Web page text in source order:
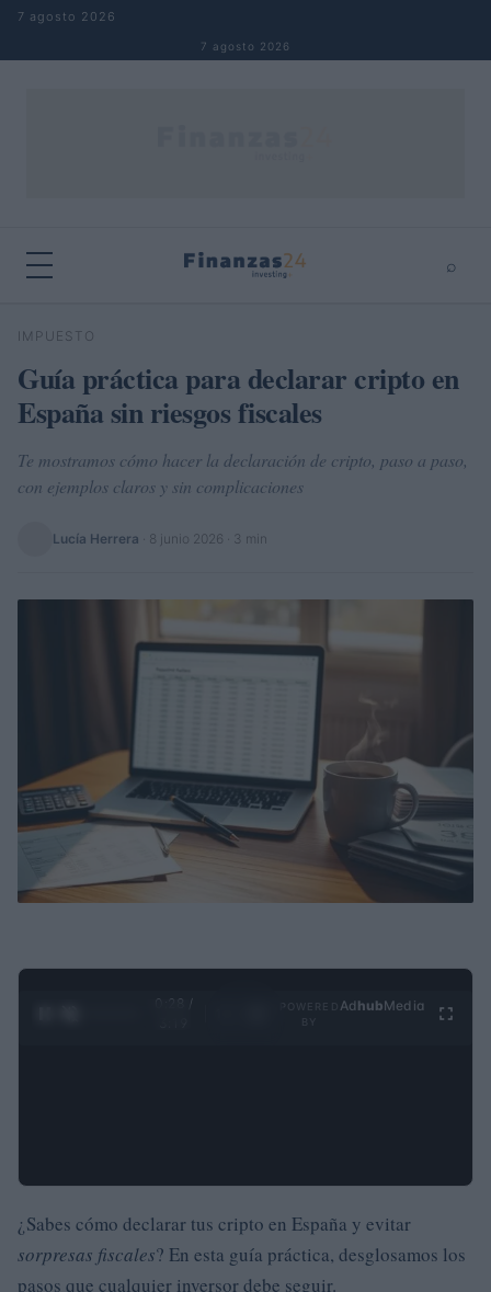
Saltar al contenido
7 agosto 2026
7 agosto 2026
⌕
Buscar
IMPUESTO
Guía práctica para declarar cripto en
España sin riesgos fiscales
Te mostramos cómo hacer la declaración de cripto, paso a paso,
con ejemplos claros y sin complicaciones
Lucía Herrera 8 junio 2026 · 3 min
0:29 /
Ad hubMedia
¿Sabes cómo declarar tus cripto en España y evitar
sorpresas fiscales? En esta guía práctica, desglosamos los
pasos que cualquier inversor debe seguir.